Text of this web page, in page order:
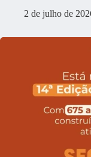
2 de julho de